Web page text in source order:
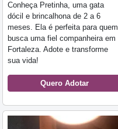
Conheça Pretinha, uma gata
dócil e brincalhona de 2 a 6
meses. Ela é perfeita para quem
busca uma fiel companheira em
Fortaleza. Adote e transforme
sua vida!
Quero Adotar